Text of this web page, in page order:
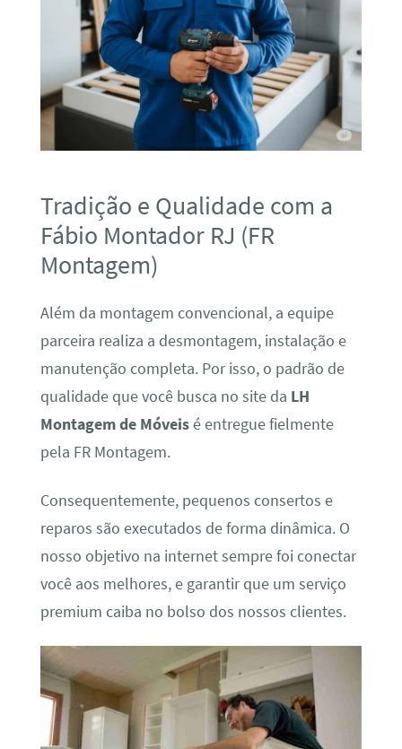
Tradição e Qualidade com a
Fábio Montador RJ (FR
Montagem)
Além da montagem convencional, a equipe
parceira realiza a desmontagem, instalação e
manutenção completa. Por isso, o padrão de
qualidade que você busca no site da LH
Montagem de Móveisé entregue fielmente
pela FR Montagem.
Consequentemente, pequenos consertos e
reparos são executados de forma dinâmica. O
nosso objetivo na internet sempre foi conectar
você aos melhores, e garantir que um serviço
premium caiba no bolso dos nossos clientes.